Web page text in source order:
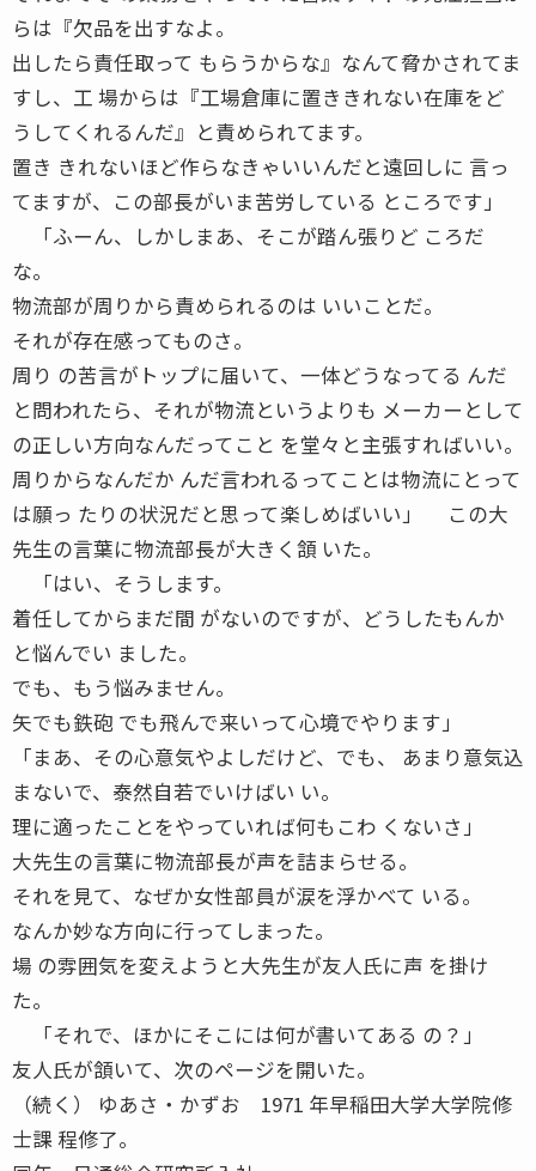
らは『欠品を出すなよ。
出したら責任取って もらうからな』なんて脅かされてま
すし、工 場からは『工場倉庫に置ききれない在庫をど
うしてくれるんだ』と責められてます。
置き きれないほど作らなきゃいいんだと遠回しに 言っ
てますが、この部長がいま苦労している ところです」
「ふーん、しかしまあ、そこが踏ん張りど ころだ
な。
物流部が周りから責められるのは いいことだ。
それが存在感ってものさ。
周り の苦言がトップに届いて、一体どうなってる んだ
と問われたら、それが物流というよりも メーカーとして
の正しい方向なんだってこと を堂々と主張すればいい。
周りからなんだか んだ言われるってことは物流にとって
は願っ たりの状況だと思って楽しめばいい」 この大
先生の言葉に物流部長が大きく頷 いた。
「はい、そうします。
着任してからまだ間 がないのですが、どうしたもんか
と悩んでい ました。
でも、もう悩みません。
矢でも鉄砲 でも飛んで来いって心境でやります」
「まあ、その心意気やよしだけど、でも、 あまり意気込
まないで、泰然自若でいけばい い。
理に適ったことをやっていれば何もこわ くないさ」
大先生の言葉に物流部長が声を詰まらせる。
それを見て、なぜか女性部員が涙を浮かべて いる。
なんか妙な方向に行ってしまった。
場 の雰囲気を変えようと大先生が友人氏に声 を掛け
た。
「それで、ほかにそこには何が書いてある の？」
友人氏が頷いて、次のページを開いた。
（続く） ゆあさ・かずお 1971 年早稲田大学大学院修
士課 程修了。